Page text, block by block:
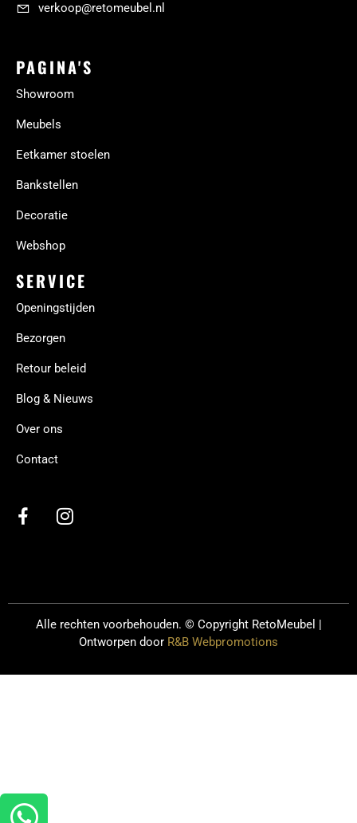
verkoop@retomeubel.nl
PAGINA'S
Showroom
Meubels
Eetkamer stoelen
Bankstellen
Decoratie
Webshop
SERVICE
Openingstijden
Bezorgen
Retour beleid
Blog & Nieuws
Over ons
Contact
Alle rechten voorbehouden. © Copyright RetoMeubel |
Ontworpen door R&B Webpromotions